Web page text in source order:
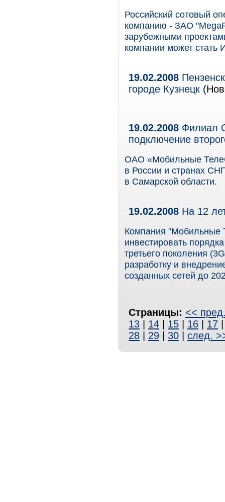
Российский сотовый
компанию - ЗАО
зарубежными
компании может стать
19.02.2008
городе Кузнецк
19.02.2008 Филиал
подключение
ОАО «Мобильные
в России и странах
в Самарской области.
19.02.2008 На 12
Компания "Мобильные
инвестировать
третьего поколения
разработку и
созданных сетей до
Страницы: <<
13
14 15 16 17
28
29 30 след.